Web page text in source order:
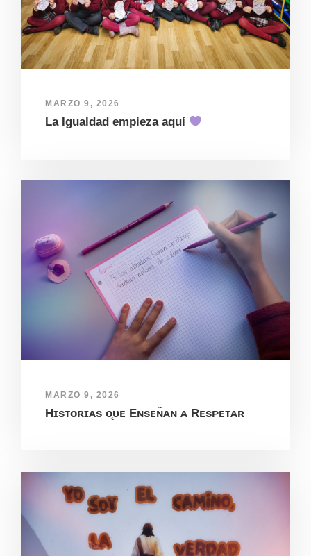
MARZO 9, 2026
La Igualdad empieza aquí
MARZO 9, 2026
Hɪsᴛᴏʀɪᴀs ᴏ̨ᴜᴇ Eɴsᴇɴ̃ᴀɴ ᴀ Rᴇsᴘᴇᴛᴀʀ